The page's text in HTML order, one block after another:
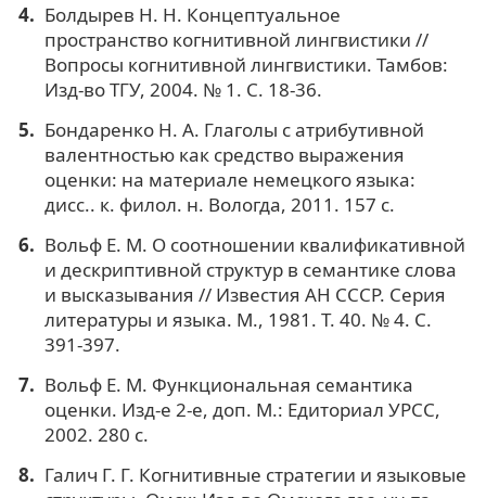
Болдырев Н. Н. Концептуальное
пространство когнитивной лингвистики //
Вопросы когнитивной лингвистики. Тамбов:
Изд-во ТГУ, 2004. № 1. С. 18-36.
Бондаренко Н. А. Глаголы с атрибутивной
валентностью как средство выражения
оценки: на материале немецкого языка:
дисс.. к. филол. н. Вологда, 2011. 157 с.
Вольф Е. М. О соотношении квалификативной
и дескриптивной структур в семантике слова
и высказывания // Известия АН СССР. Серия
литературы и языка. М., 1981. Т. 40. № 4. С.
391-397.
Вольф Е. М. Функциональная семантика
оценки. Изд-е 2-е, доп. М.: Едиториал УРСС,
2002. 280 с.
Галич Г. Г. Когнитивные стратегии и языковые